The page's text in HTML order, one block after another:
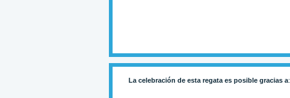
La celebración de esta regata es posible gracias a: